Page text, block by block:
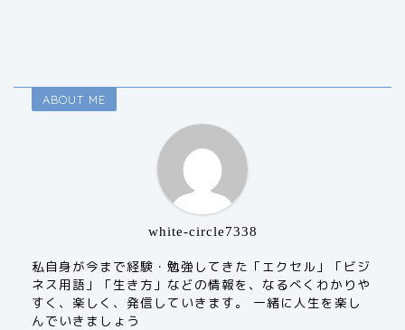
ABOUT ME
white-circle7338
私自身が今まで経験・勉強してきた「エクセル」「ビジ
ネス用語」「生き方」などの情報を、なるべくわかりや
すく、楽しく、発信していきます。 一緒に人生を楽し
んでいきましょう